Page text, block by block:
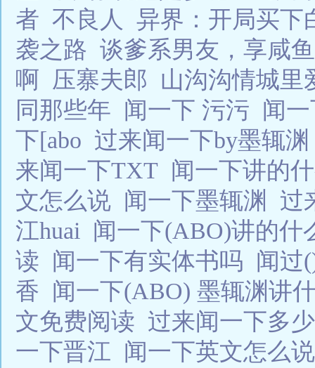
者 不良人
异界：开局买下
袭之路 谈爹系男友，享咸
啊 压寨夫郎 山沟沟情城里
同那些年 闻一下 污污 闻
下[abo 过来闻一下by墨辄
来闻一下TXT 闻一下讲的
文怎么说 闻一下墨辄渊 过
江huai 闻一下(ABO)讲的
读 闻一下有实体书吗 闻
香 闻一下(ABO) 墨辄渊讲
文免费阅读 过来闻一下多
一下晋江 闻一下英文怎么